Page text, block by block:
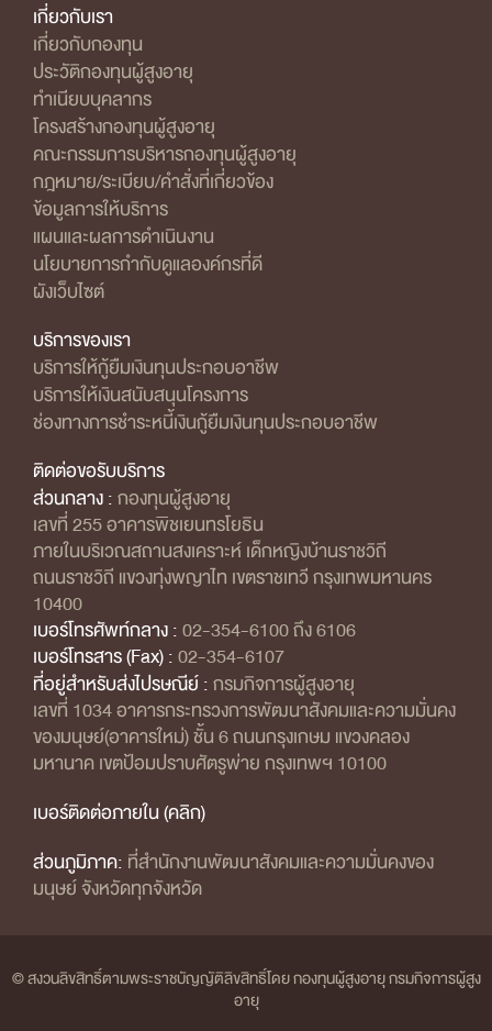
เกี่ยวกับเรา
เกี่ยวกับกองทุน
ประวัติกองทุนผู้สูงอายุ
ทำเนียบบุคลากร
โครงสร้างกองทุนผู้สูงอายุ
คณะกรรมการบริหารกองทุนผู้สูงอายุ
กฎหมาย/ระเบียบ/คำสั่งที่เกี่ยวข้อง
ข้อมูลการให้บริการ
แผนและผลการดำเนินงาน
นโยบายการกำกับดูแลองค์กรที่ดี
ผังเว็บไซต์
บริการของเรา
บริการให้กู้ยืมเงินทุนประกอบอาชีพ
บริการให้เงินสนับสนุนโครงการ
ช่องทางการชำระหนี้เงินกู้ยืมเงินทุนประกอบอาชีพ
ติดต่อขอรับบริการ
ส่วนกลาง :กองทุนผู้สูงอายุ
เลขที่ 255 อาคารพิชเยนทรโยธิน
ภายในบริเวณสถานสงเคราะห์ เด็กหญิงบ้านราชวิถี
ถนนราชวิถี แขวงทุ่งพญาไท เขตราชเทวี กรุงเทพมหานคร
10400
เบอร์โทรศัพท์กลาง :02-354-6100 ถึง 6106
เบอร์โทรสาร (Fax) :02-354-6107
ที่อยู่สำหรับส่งไปรษณีย์ :กรมกิจการผู้สูงอายุ
เลขที่ 1034 อาคารกระทรวงการพัฒนาสังคมและความมั่นคง
ของมนุษย์(อาคารใหม่) ชั้น 6 ถนนกรุงเกษม แขวงคลอง
มหานาค เขตป้อมปราบศัตรูพ่าย กรุงเทพฯ 10100
เบอร์ติดต่อภายใน (คลิก)
ส่วนภูมิภาค: ที่สำนักงานพัฒนาสังคมและความมั่นคงของ
มนุษย์ จังหวัดทุกจังหวัด
© สงวนลิขสิทธิ์ตามพระราชบัญญัติลิขสิทธิ์โดย กองทุนผู้สูงอายุ กรมกิจการผู้สูง
อายุ